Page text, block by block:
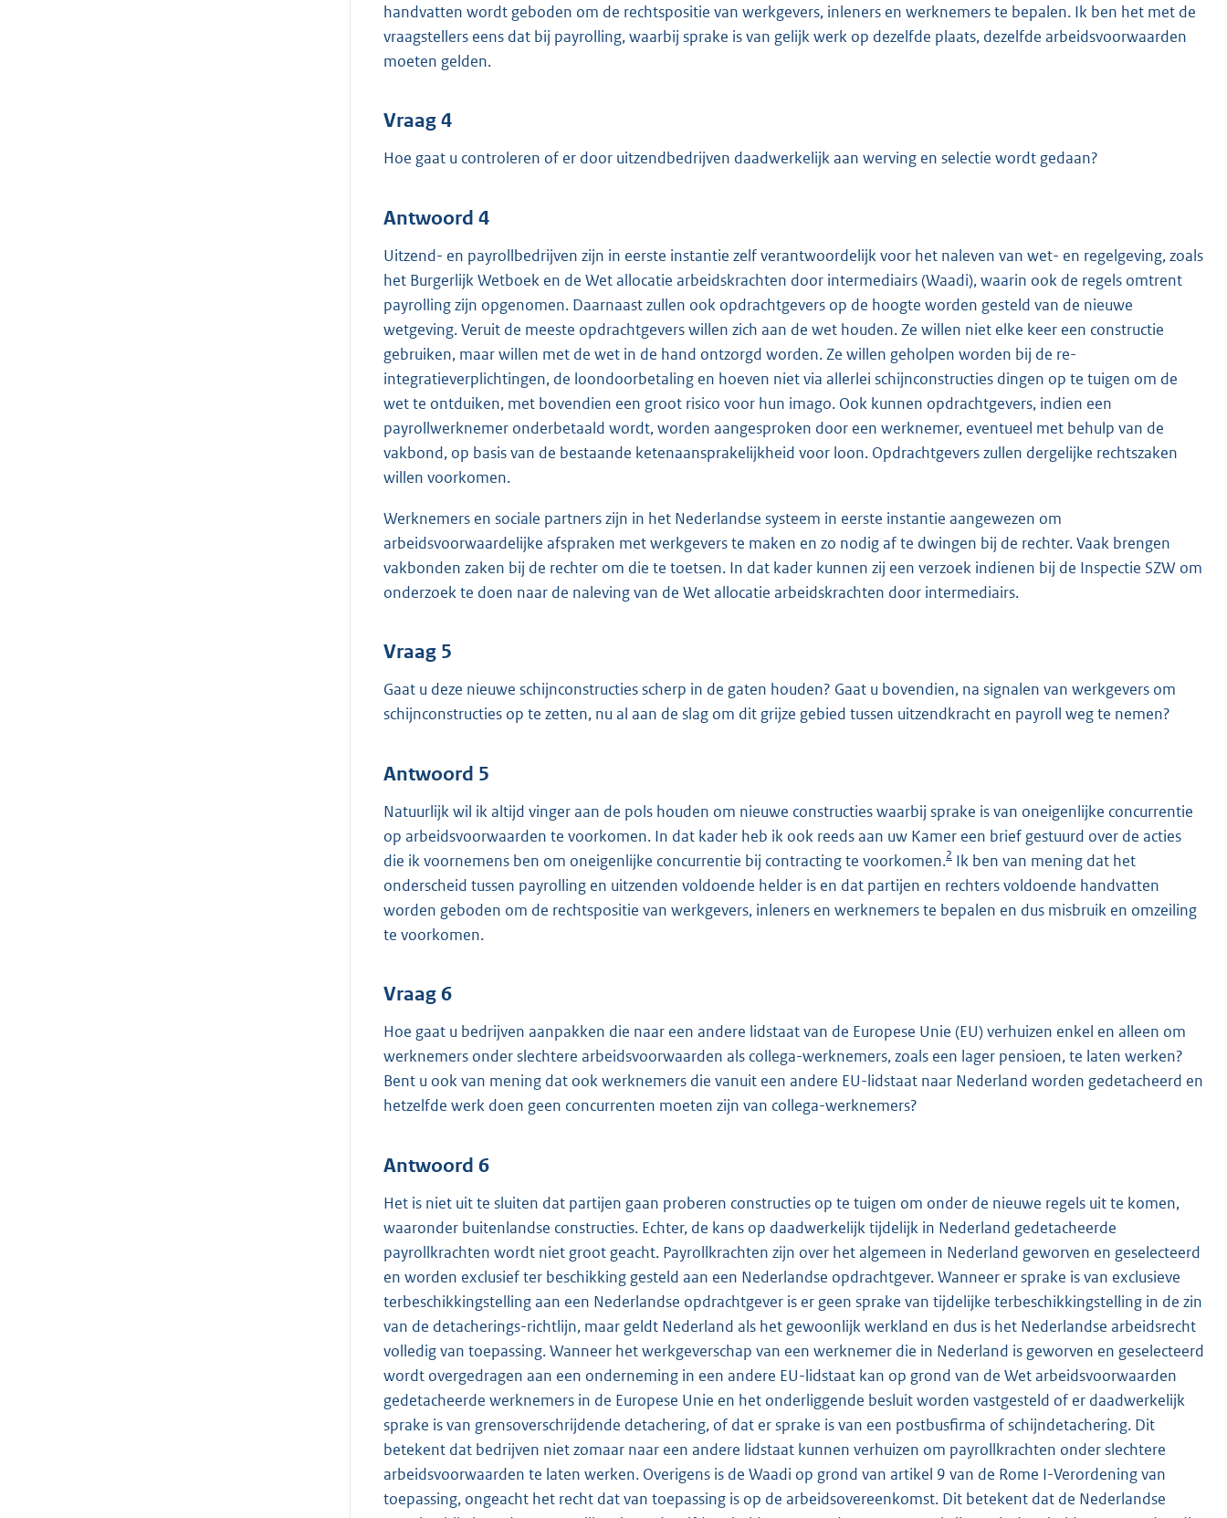
handvatten wordt geboden om de rechtspositie van werkgevers, inleners en werknemers te bepalen. Ik ben het met de
vraagstellers eens dat bij payrolling, waarbij sprake is van gelijk werk op dezelfde plaats, dezelfde arbeidsvoorwaarden
moeten gelden.
Vraag 4
Hoe gaat u controleren of er door uitzendbedrijven daadwerkelijk aan werving en selectie wordt gedaan?
Antwoord 4
Uitzend- en payrollbedrijven zijn in eerste instantie zelf verantwoordelijk voor het naleven van wet- en regelgeving, zoals
het Burgerlijk Wetboek en de Wet allocatie arbeidskrachten door intermediairs (Waadi), waarin ook de regels omtrent
payrolling zijn opgenomen. Daarnaast zullen ook opdrachtgevers op de hoogte worden gesteld van de nieuwe
wetgeving. Veruit de meeste opdrachtgevers willen zich aan de wet houden. Ze willen niet elke keer een constructie
gebruiken, maar willen met de wet in de hand ontzorgd worden. Ze willen geholpen worden bij de re-
integratieverplichtingen, de loondoorbetaling en hoeven niet via allerlei schijnconstructies dingen op te tuigen om de
wet te ontduiken, met bovendien een groot risico voor hun imago. Ook kunnen opdrachtgevers, indien een
payrollwerknemer onderbetaald wordt, worden aangesproken door een werknemer, eventueel met behulp van de
vakbond, op basis van de bestaande ketenaansprakelijkheid voor loon. Opdrachtgevers zullen dergelijke rechtszaken
willen voorkomen.
Werknemers en sociale partners zijn in het Nederlandse systeem in eerste instantie aangewezen om
arbeidsvoorwaardelijke afspraken met werkgevers te maken en zo nodig af te dwingen bij de rechter. Vaak brengen
vakbonden zaken bij de rechter om die te toetsen. In dat kader kunnen zij een verzoek indienen bij de Inspectie SZW om
onderzoek te doen naar de naleving van de Wet allocatie arbeidskrachten door intermediairs.
Vraag 5
Gaat u deze nieuwe schijnconstructies scherp in de gaten houden? Gaat u bovendien, na signalen van werkgevers om
schijnconstructies op te zetten, nu al aan de slag om dit grijze gebied tussen uitzendkracht en payroll weg te nemen?
Antwoord 5
Natuurlijk wil ik altijd vinger aan de pols houden om nieuwe constructies waarbij sprake is van oneigenlijke concurrentie
op arbeidsvoorwaarden te voorkomen. In dat kader heb ik ook reeds aan uw Kamer een brief gestuurd over de acties
die ik voornemens ben om oneigenlijke concurrentie bij contracting te voorkomen.2 Ik ben van mening dat het
onderscheid tussen payrolling en uitzenden voldoende helder is en dat partijen en rechters voldoende handvatten
worden geboden om de rechtspositie van werkgevers, inleners en werknemers te bepalen en dus misbruik en omzeiling
te voorkomen.
Vraag 6
Hoe gaat u bedrijven aanpakken die naar een andere lidstaat van de Europese Unie (EU) verhuizen enkel en alleen om
werknemers onder slechtere arbeidsvoorwaarden als collega-werknemers, zoals een lager pensioen, te laten werken?
Bent u ook van mening dat ook werknemers die vanuit een andere EU-lidstaat naar Nederland worden gedetacheerd en
hetzelfde werk doen geen concurrenten moeten zijn van collega-werknemers?
Antwoord 6
Het is niet uit te sluiten dat partijen gaan proberen constructies op te tuigen om onder de nieuwe regels uit te komen,
waaronder buitenlandse constructies. Echter, de kans op daadwerkelijk tijdelijk in Nederland gedetacheerde
payrollkrachten wordt niet groot geacht. Payrollkrachten zijn over het algemeen in Nederland geworven en geselecteerd
en worden exclusief ter beschikking gesteld aan een Nederlandse opdrachtgever. Wanneer er sprake is van exclusieve
terbeschikkingstelling aan een Nederlandse opdrachtgever is er geen sprake van tijdelijke terbeschikkingstelling in de zin
van de detacherings-richtlijn, maar geldt Nederland als het gewoonlijk werkland en dus is het Nederlandse arbeidsrecht
volledig van toepassing. Wanneer het werkgeverschap van een werknemer die in Nederland is geworven en geselecteerd
wordt overgedragen aan een onderneming in een andere EU-lidstaat kan op grond van de Wet arbeidsvoorwaarden
gedetacheerde werknemers in de Europese Unie en het onderliggende besluit worden vastgesteld of er daadwerkelijk
sprake is van grensoverschrijdende detachering, of dat er sprake is van een postbusfirma of schijndetachering. Dit
betekent dat bedrijven niet zomaar naar een andere lidstaat kunnen verhuizen om payrollkrachten onder slechtere
arbeidsvoorwaarden te laten werken. Overigens is de Waadi op grond van artikel 9 van de Rome I-Verordening van
toepassing, ongeacht het recht dat van toepassing is op de arbeidsovereenkomst. Dit betekent dat de Nederlandse